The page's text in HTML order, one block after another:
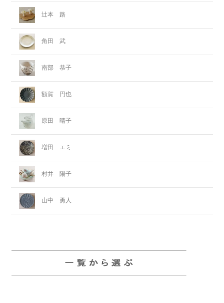
辻本 路
角田 武
南部 恭子
額賀 円也
原田 晴子
増田 エミ
村井 陽子
山中 勇人